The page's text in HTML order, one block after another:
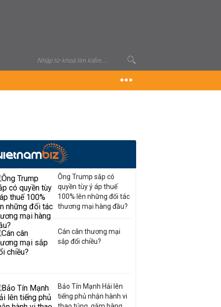
Ông Trump sắp có
quyền tùy ý áp thuế
100% lên những đối tác
thương mại hàng đầu?
Cán cân thương mại
sắp đổi chiều?
Bảo Tín Mạnh Hải lên
tiếng phủ nhận hành vi